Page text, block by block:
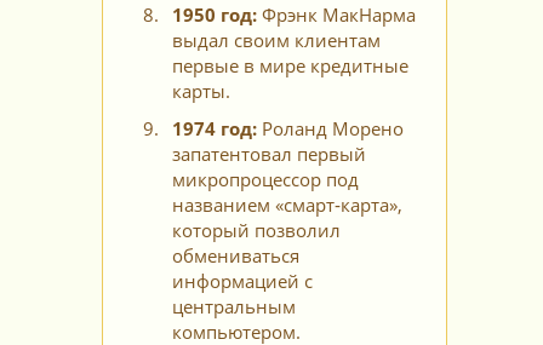
1950 год: Фрэнк МакНарма
выдал своим клиентам
первые в мире кредитные
карты.
1974 год: Роланд Морено
запатентовал первый
микропроцессор под
названием «смарт‑карта»,
который позволил
обмениваться
информацией с
центральным
компьютером.